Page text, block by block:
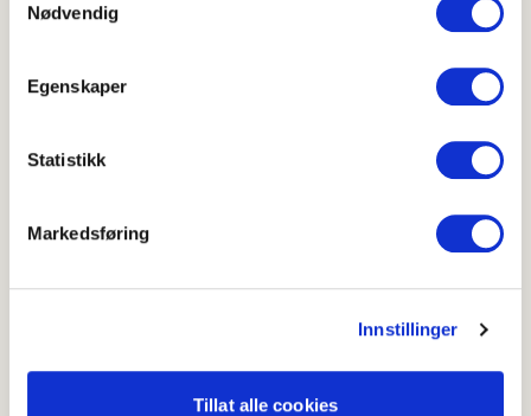
Nødvendig
Egenskaper
Statistikk
Markedsføring
Innstillinger
Tillat alle cookies
pepperrot, presset hvitløk, gressløk,
sitronsaft, sukker, salt og pepper i en bolle.
sterkere saus.
servering, så smakene får satt seg.